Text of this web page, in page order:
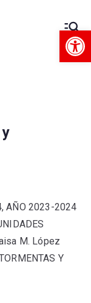
Administración
AÑO 2023-2024
M. López
Y